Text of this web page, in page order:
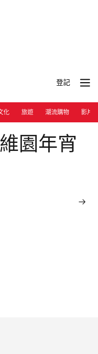
登記
化 旅遊 潮流購物 影片
園年宵